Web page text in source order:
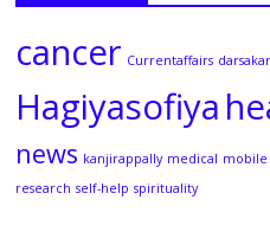
cancer Currentaffairs
Hagiyasofiya
news kanjirappally medical mobile
research self-help spirituality